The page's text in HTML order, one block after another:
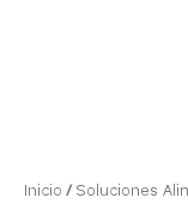
Inicio /Soluciones